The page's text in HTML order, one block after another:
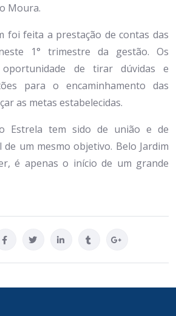
Moura.
foi feita a prestação de contas das
1° trimestre da gestão. Os
oportunidade de tirar dúvidas e
para o encaminhamento das
as metas estabelecidas.
Estrela tem sido de união e de
um mesmo objetivo. Belo Jardim
é apenas o início de um grande